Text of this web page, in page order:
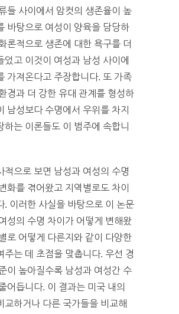
들 사이에서 암컷의 생존율이 높
바탕으로 여성이 양육을 담당하
론적으로 생존에 대한 욕구를 더
었고 이것이 여성과 남성 사이에
가져온다고 주장합니다. 또 가족
경과 더 강한 유대 관계를 형성하
남성보다 수명에서 우위를 차지
하는 이론들도 이 범주에 속합니
적으로 보면 남성과 여성의 수명
화를 겪어왔고 지역별로도 차이
. 이러한 사실을 바탕으로 이 논문
성의 수명 차이가 어떻게 변해왔
로 어떻게 다른지와 같이 다양한
주는 데 초점을 맞춥니다. 우선 경
이 높아질수록 남성과 여성간 수
어듭니다. 이 결과는 미국 내의
교하거나 다른 국가들을 비교해